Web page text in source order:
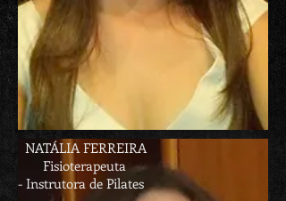
NATÁLIA FERREIRA
Fisioterapeuta
- Instrutora de Pilates